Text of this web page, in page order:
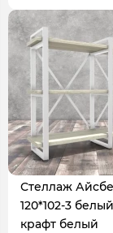
Стеллаж
120*102-3
крафт белый